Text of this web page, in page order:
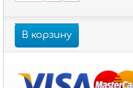
В корзину